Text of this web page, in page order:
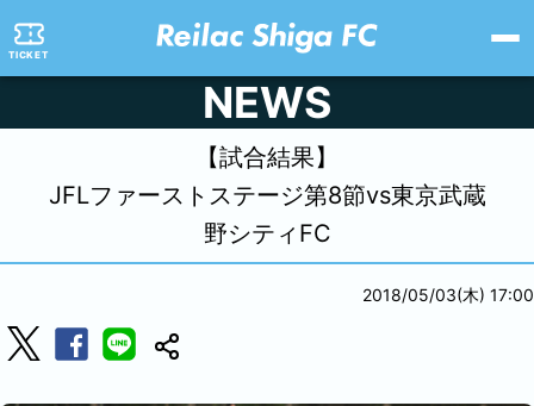
TICKET
NEWS
【試合結果】
JFLファーストステージ第8節vs東京武蔵
野シティFC
2018/05/03(木) 17:00